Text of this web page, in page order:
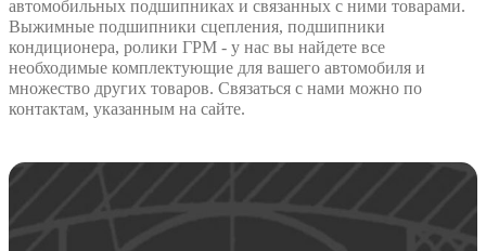
автомобильных подшипниках и связанных с ними товарами.
Выжимные подшипники сцепления, подшипники
кондиционера, ролики ГРМ - у нас вы найдете все
необходимые комплектующие для вашего автомобиля и
множество других товаров. Связаться с нами можно по
контактам, указанным на сайте.